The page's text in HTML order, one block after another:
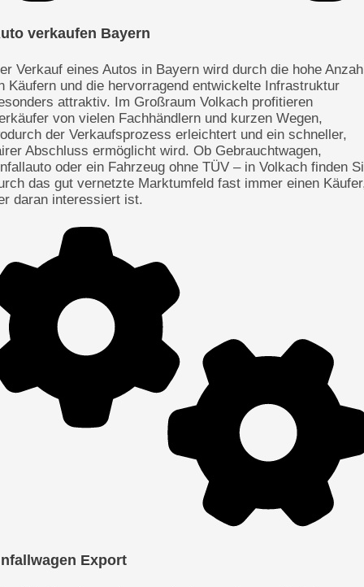
verkaufen Bayern
Verkauf eines Autos in Bayern wird durch die hohe
Käufern und die hervorragend entwickelte Infrastruktur
attraktiv. Im Großraum Volkach profitieren
von vielen Fachhändlern und kurzen Wegen,
der Verkaufsprozess erleichtert und ein schneller,
Abschluss ermöglicht wird. Ob Gebrauchtwagen,
oder ein Fahrzeug ohne TÜV – in Volkach finden
das gut vernetzte Marktumfeld fast immer einen
daran interessiert ist.
Export